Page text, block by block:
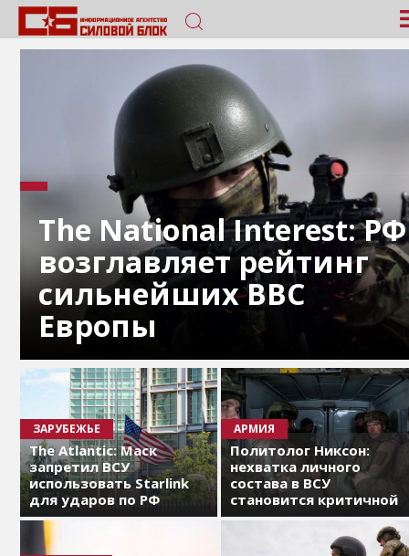
The National Interest: РФ
возглавляет рейтинг
сильнейших ВВС
Европы
ЗАРУБЕЖЬЕ
The Atlantic: Маск
запретил ВСУ
использовать Starlink
для ударов по РФ
АРМИЯ
Политолог Никсон:
нехватка личного
состава в ВСУ
становится критичной